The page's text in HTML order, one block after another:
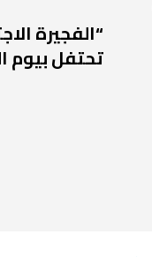
“الفجيرة
تحتفل بيوم